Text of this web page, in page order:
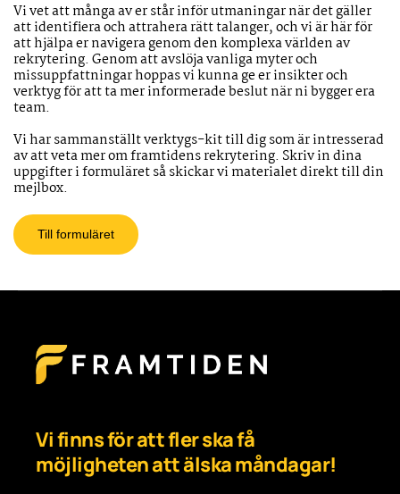
Vi vet att många av er står inför utmaningar när det gäller
att identifiera och attrahera rätt talanger, och vi är här för
att hjälpa er navigera genom den komplexa världen av
rekrytering. Genom att avslöja vanliga myter och
missuppfattningar hoppas vi kunna ge er insikter och
verktyg för att ta mer informerade beslut när ni bygger era
team.
Vi har sammanställt verktygs-kit till dig som är intresserad
av att veta mer om framtidens rekrytering. Skriv in dina
uppgifter i formuläret så skickar vi materialet direkt till din
mejlbox.
Till formuläret
Vi finns för att fler ska få
möjligheten att älska måndagar!